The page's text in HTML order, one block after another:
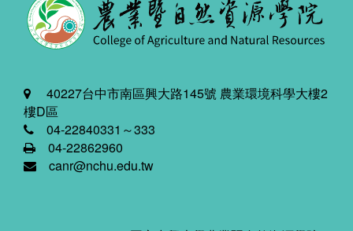
40227台中市南區興大路145號 農業環境科學大樓2
樓D區
04-22840331～333
04-22862960
canr@nchu.edu.tw